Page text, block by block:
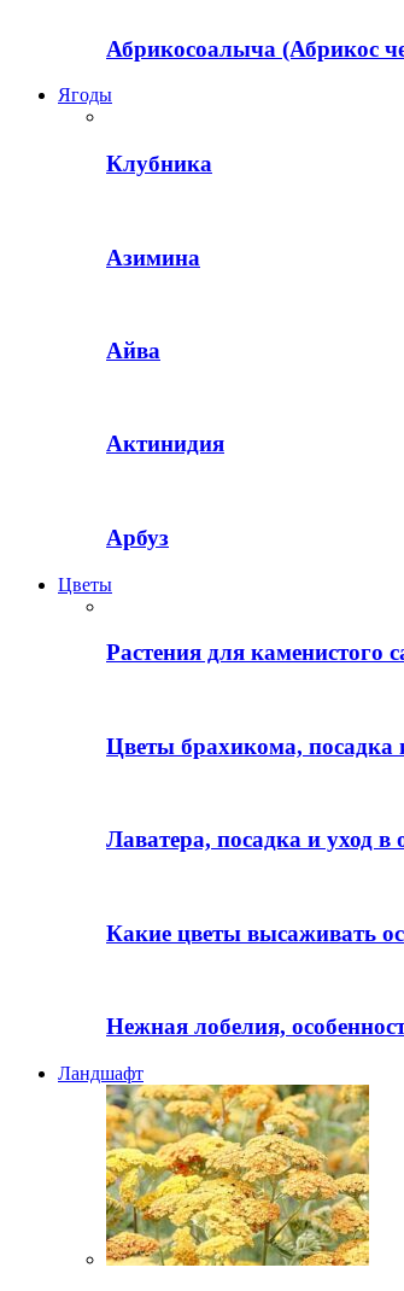
Абрикосоалыча (Абрикос
Ягоды
Клубника
Азимина
Айва
Актинидия
Арбуз
Цветы
Растения для каменистого
Цветы брахикома, посадка
Лаватера, посадка и уход в
Какие цветы высаживать
Нежная лобелия,
Ландшафт